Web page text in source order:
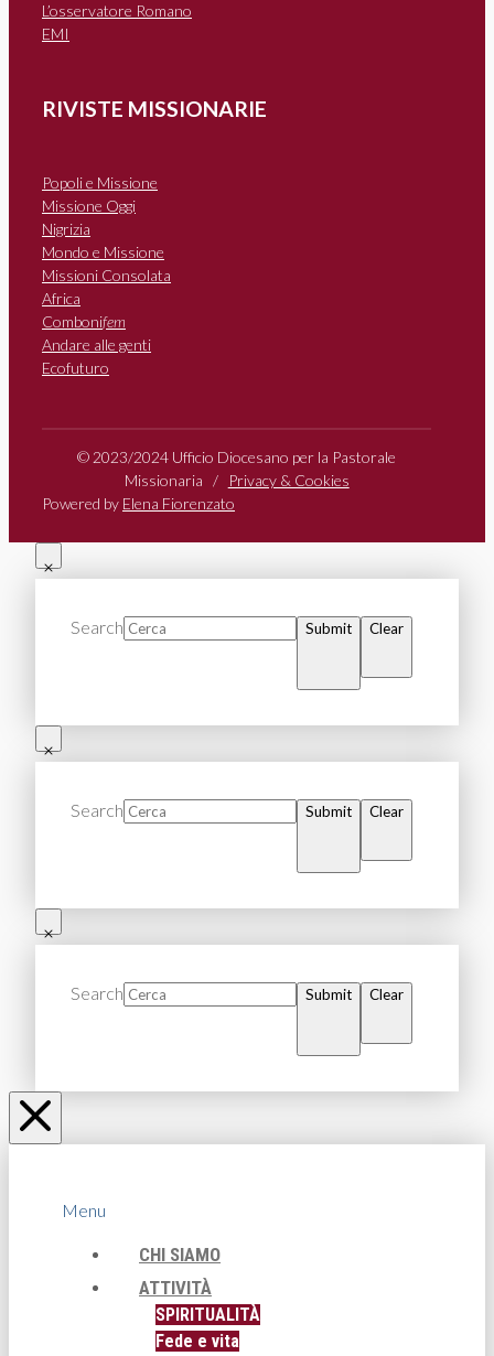
L’osservatore Romano
EMI
RIVISTE MISSIONARIE
Popoli e Missione
Missione Oggi
Nigrizia
Mondo e Missione
Missioni Consolata
Africa
Combonifem
Andare alle genti
Ecofuturo
© 2023/2024 Ufficio Diocesano per la Pastorale
Missionaria /
Privacy & Cookies
Powered by Elena Fiorenzato
Search Submit Clear
Search Submit Clear
Search Submit Clear
Menu
CHI SIAMO
ATTIVITÀ
SPIRITUALITÀ
Fede e vita